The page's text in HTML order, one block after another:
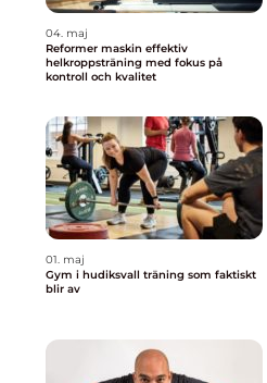
04. maj
Reformer maskin effektiv
helkroppsträning med fokus på
kontroll och kvalitet
01. maj
Gym i hudiksvall träning som faktiskt
blir av